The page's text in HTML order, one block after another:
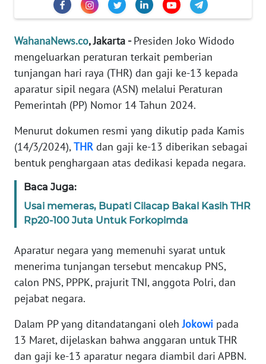
WahanaNews.co, Jakarta -Presiden Joko Widodo
mengeluarkan peraturan terkait pemberian
tunjangan hari raya (THR) dan gaji ke-13 kepada
aparatur sipil negara (ASN) melalui Peraturan
Pemerintah (PP) Nomor 14 Tahun 2024.
Menurut dokumen resmi yang dikutip pada Kamis
(14/3/2024),THR dan gaji ke-13 diberikan sebagai
bentuk penghargaan atas dedikasi kepada negara.
Baca Juga:
Usai memeras, Bupati Cilacap Bakal Kasih THR
Rp20-100 Juta Untuk Forkopimda
Aparatur negara yang memenuhi syarat untuk
menerima tunjangan tersebut mencakup PNS,
calon PNS, PPPK, prajurit TNI, anggota Polri, dan
pejabat negara.
Dalam PP yang ditandatangani olehJokowi pada
13 Maret, dijelaskan bahwa anggaran untuk THR
dan gaji ke-13 aparatur negara diambil dari APBN.
Informasi
INDEKS
BERITA
KONTAK
KAMI
IKLAN
TENTANG
PEDOMAN
MEDIA
SIBER
REDAKSI
KARIR